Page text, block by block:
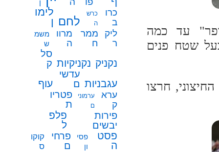
עד כמה
שטח פנים
חרצו
ן
כרו
ב
כרש
ה
לחם
לימו
ן
ליק
ר
ממר
ח
מרוו
ה
משמ
ש
נקניק נקניקיות
סל
ק
עגבניות
עדשי
ם
עוף
ערא
ק
ערמוני
ם
פטריו
ת
פירות
יבשים
פלפ
ל
פסט
ה
פסי
ון
פרחי
ם
קוקו
ס